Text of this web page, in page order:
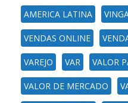
AMERICA LATINA
VENDAS ONLINE
VAREJO VAR VALOR
VALOR DE MERCADO